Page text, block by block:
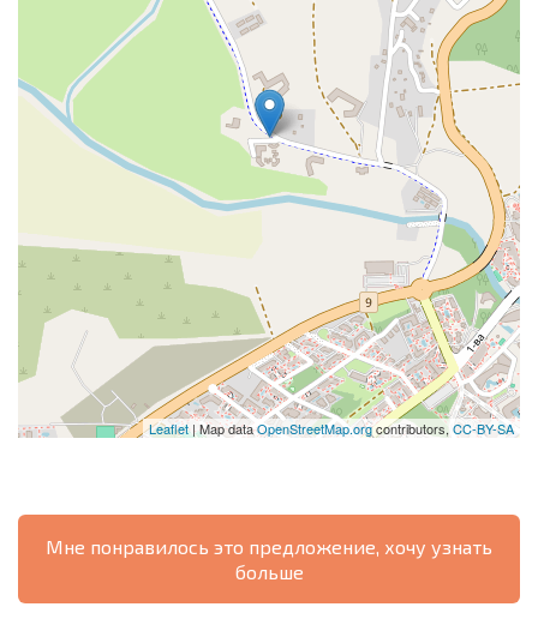
Leaflet| Map dataOpenStreetMap.orgcontributors, CC-BY-SA
Мне понравилось это предложение, хочу узнать
больше